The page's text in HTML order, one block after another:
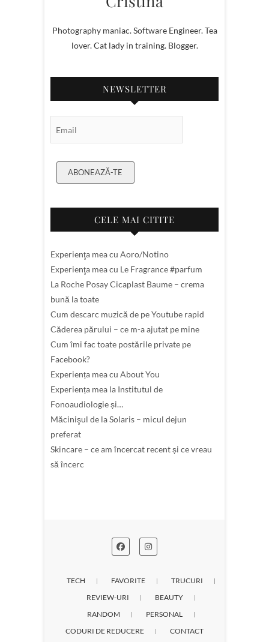
Photography maniac. Software Engineer. Tea
lover. Cat lady in training. Blogger.
NEWSLETTER
ABONEAZĂ-TE
CELE MAI CITITE
Experienţa mea cu Aoro/Notino
Experienţa mea cu Le Fragrance #parfum
La Roche Posay Cicaplast Baume – crema
bună la toate
Cum descarc muzică de pe Youtube rapid
Căderea părului – ce m-a ajutat pe mine
Cum îmi fac toate postările private pe
Facebook?
Experiența mea cu About You
Experiența mea la Institutul de
Fonoaudiologie și…
Măcinişul de la Solaris – micul dejun
preferat
Skincare – ce am încercat recent și ce vreau
să încerc
TECH FAVORITE
TRUCURI
REVIEW-URI
BEAUTY
RANDOM
PERSONAL
CODURI DE REDUCERE
CONTACT